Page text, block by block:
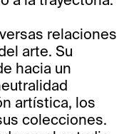
relaciones
arte. Su
hacia un
artística, los
colecciones.